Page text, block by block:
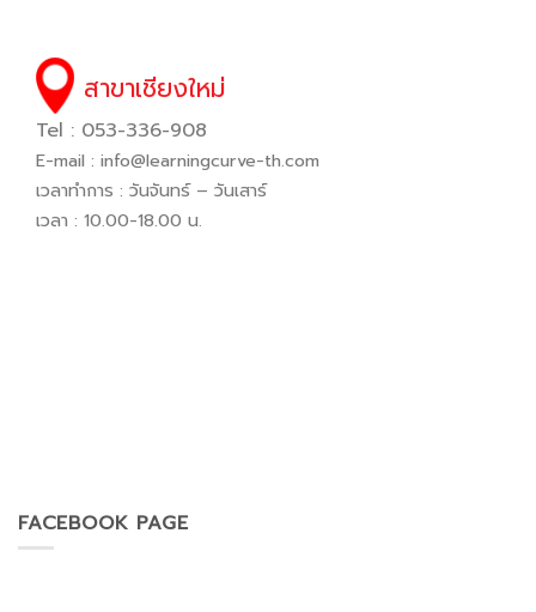
สาขาเชียงใหม่
Tel : 053-336-908
E-mail : info@learningcurve-th.com
เวลาทำการ : วันจันทร์ – วันเสาร์
เวลา : 10.00-18.00 น.
FACEBOOK PAGE